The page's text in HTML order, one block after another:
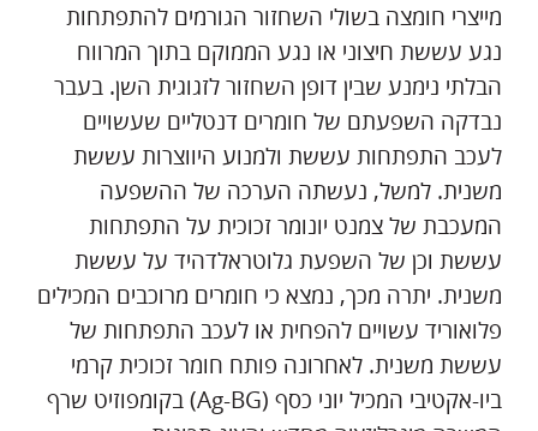
מייצרי חומצה בשולי השחזור הגורמים להתפתחות
נגע עששת חיצוני או נגע הממוקם בתוך המרווח
הבלתי נימנע שבין דופן השחזור לזגוגית השן. בעבר
נבדקה השפעתם של חומרים דנטליים שעשויים
לעכב התפתחות עששת ולמנוע היווצרות עששת
משנית. למשל, נעשתה הערכה של ההשפעה
המעכבת של צמנט יונומר זכוכית על התפתחות
עששת וכן של השפעת גלוטראלדהיד על עששת
משנית. יתרה מכך, נמצא כי חומרים מרוכבים המכילים
פלואוריד עשויים להפחית או לעכב התפתחות של
עששת משנית. לאחרונה פותח חומר זכוכית קרמי
ביו-אקטיבי המכיל יוני כסף (Ag-BG) בקומפוזיט שרף